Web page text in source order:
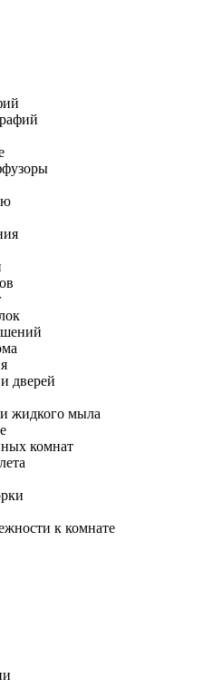
дверей
жидкого мыла
комнат
к комнате